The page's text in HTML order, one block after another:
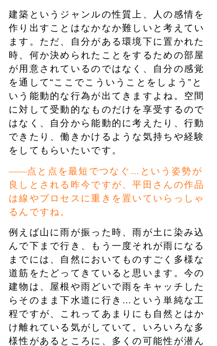
建築というジャンルの性質上、人の感情を
作り出すことはなかなか難しいと考えてい
ます。ただ、自分がある環境下に置かれた
時、何か決められたことをするための部屋
が用意されているのではなく、自分の感覚
を通して“ここでこういうことをしよう”と
いう能動的な行為が出てきますよね。空間
に対して受動的なものだけを享受するので
はなく、自分から能動的に考えたり、行動
できたり、働きかけるような気持ちや経験
をしてもらいたいです。
点と点を最短でつなぐ…という姿勢が
良しとされる昨今ですが、平田さんの作品
は線やプロセスに重きを置いていらっしゃ
るんですね。
例えば山に雨が振った時、雨が土に染み込
んで下まで行き、もう一度それが雨になる
までには、自然においてものすごく多様な
道筋をたどってきていると思います。今の
建物は、屋根や雨どいで雨をキャッチした
らそのまま下水道に行き…という単純な工
程ですが、これってあまりにも自然とはか
け離れている気がしていて。いろいろな多
様性があるところに、多くの可能性が潜ん